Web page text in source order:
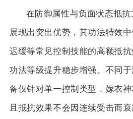
在防御属性与负面状态抵
展现出突出优势，其功法特效中
迟缓等常见控制技能的高额抵
功法等级提升稳步增强。不同
备仅针对单一控制类型，嫁衣神
且抵抗效果不会因连续受击而